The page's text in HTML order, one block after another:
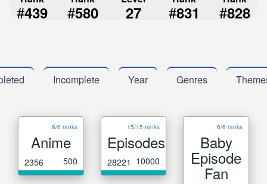
#439 #580 27 #831 #828
Incomplete Year Genres
6/6 ranks
Anime
2356 500
15/15 ranks
Episodes
28221 10000
6/6 ranks
Baby
Episode
Fan